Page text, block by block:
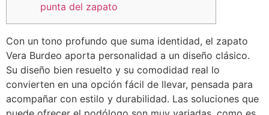
punta del zapato
Con un tono profundo que suma identidad, el zapato
Vera Burdeo aporta personalidad a un diseño clásico.
Su diseño bien resuelto y su comodidad real lo
convierten en una opción fácil de llevar, pensada para
acompañar con estilo y durabilidad. Las soluciones que